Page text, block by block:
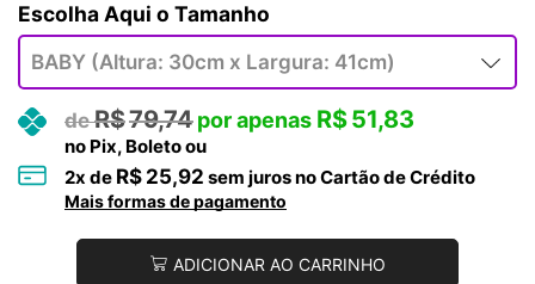
Tamanho
R$79,74 R$51,83
no Pix, Boleto ou
2x de R$ 25,92 sem juros no Cartão de Crédito
Mais formas de pagamento
ADICIONAR AO CARRINHO